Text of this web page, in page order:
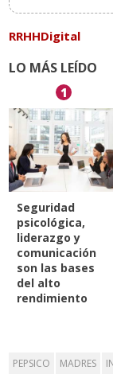
RRHHDigital
LO MÁS LEÍDO
1
Seguridad
psicológica,
liderazgo y
comunicación
son las bases
del alto
rendimiento
PEPSICO MADRES